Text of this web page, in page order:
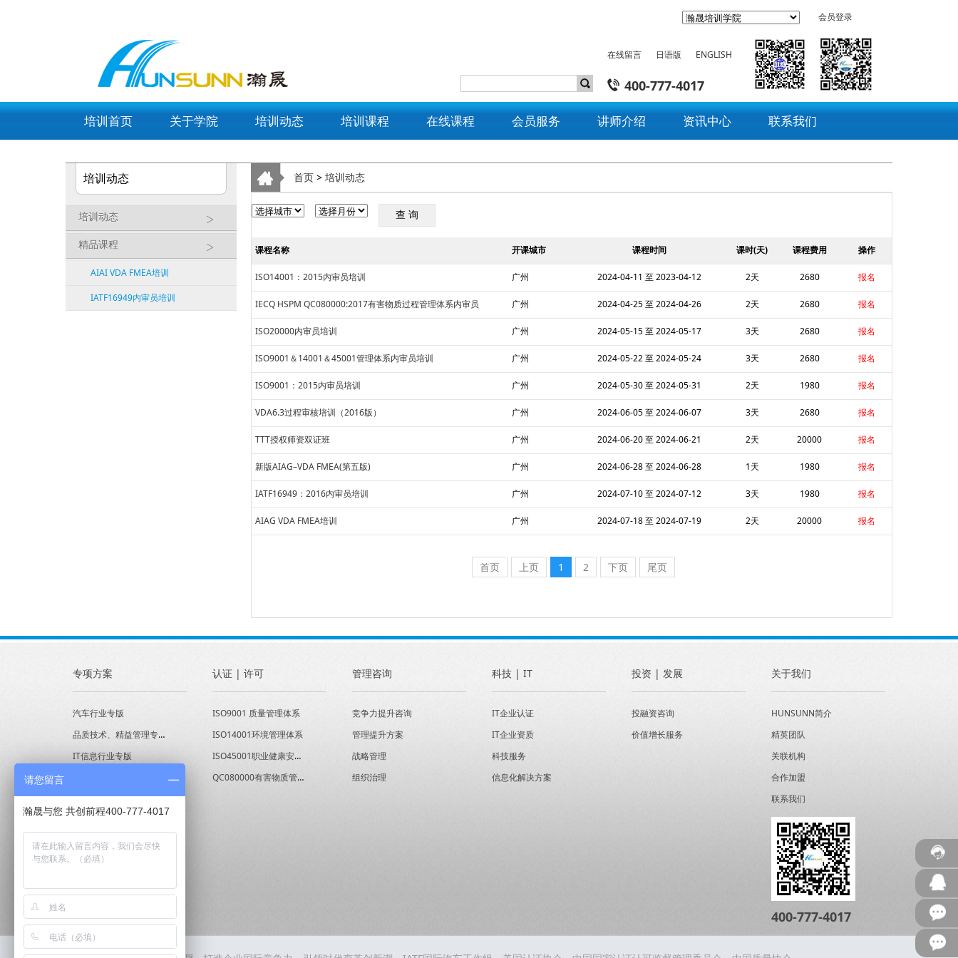
会员登录
在线留言 日语版 ENGLISH
400-777-4017
培训首页 关于学院 培训动态 培训课程 在线课程 会员服务 讲师介绍 资讯中心 联系我们
培训动态
培训动态
精品课程
AIAI VDA FMEA培训
IATF16949内审员培训
首页 > 培训动态
课程名称 开课城市 课程时间 课时(天) 课程费用 操作
ISO14001：2015内审员培训 广州 2024-04-11 至 2023-04-12 2天 2680 报名
IECQ HSPM QC080000:2017有害物质过程管理体系内审员 广州 2024-04-25 至 2024-04-26 2天 2680 报名
ISO20000内审员培训 广州 2024-05-15 至 2024-05-17 3天 2680 报名
ISO9001＆14001＆45001管理体系内审员培训 广州 2024-05-22 至 2024-05-24 3天 2680 报名
ISO9001：2015内审员培训 广州 2024-05-30 至 2024-05-31 2天 1980 报名
VDA6.3过程审核培训（2016版） 广州 2024-06-05 至 2024-06-07 3天 2680 报名
TTT授权师资双证班 广州 2024-06-20 至 2024-06-21 2天 20000 报名
新版AIAG–VDA FMEA(第五版) 广州 2024-06-28 至 2024-06-28 1天 1980 报名
IATF16949：2016内审员培训 广州 2024-07-10 至 2024-07-12 3天 1980 报名
AIAG VDA FMEA培训 广州 2024-07-18 至 2024-07-19 2天 20000 报名
首页 上页 1 2 下页 尾页
专项方案
汽车行业专版
品质技术、精益管理专版
IT信息行业专版
认证 | 许可
ISO9001 质量管理体系
ISO14001环境管理体系
ISO45001职业健康安全管理体系
QC080000有害物质管理体系
管理咨询
竞争力提升咨询
管理提升方案
战略管理
组织治理
科技 | IT
IT企业认证
IT企业资质
科技服务
信息化解决方案
投资 | 发展
投融资咨询
价值增长服务
关于我们
HUNSUNN简介
精英团队
关联机构
合作加盟
联系我们
400-777-4017
请您留言
瀚晟与您 共创前程400-777-4017